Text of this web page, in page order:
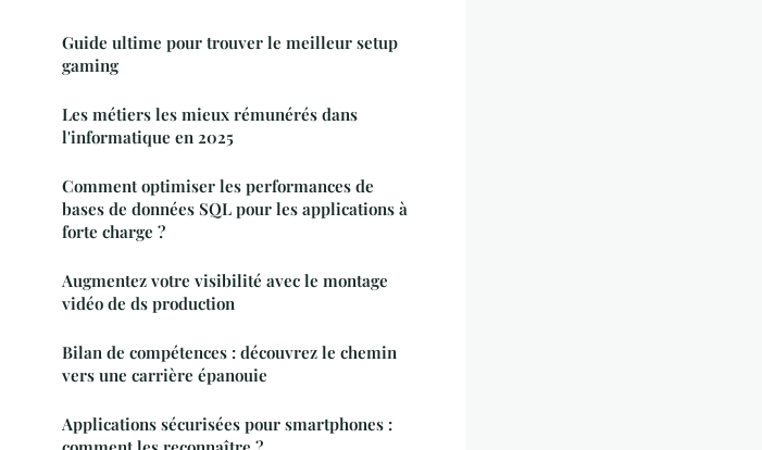
Guide ultime pour trouver le meilleur setup
gaming
Les métiers les mieux rémunérés dans
l'informatique en 2025
Comment optimiser les performances de
bases de données SQL pour les applications à
forte charge ?
Augmentez votre visibilité avec le montage
vidéo de ds production
Bilan de compétences : découvrez le chemin
vers une carrière épanouie
Applications sécurisées pour smartphones :